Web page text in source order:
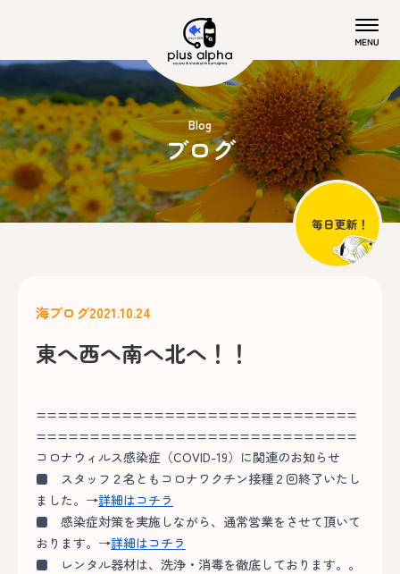
Blog
ブログ
海ブログ2021.10.24
東へ西へ南へ北へ！！
==============================
==============================
コロナウィルス感染症（COVID-19）に関連のお知らせ
■ スタッフ２名ともコロナワクチン接種２回終了いたし
ました。→詳細はコチラ
■ 感染症対策を実施しながら、通常営業をさせて頂いて
おります。→詳細はコチラ
■ レンタル器材は、洗浄・消毒を徹底しております。。